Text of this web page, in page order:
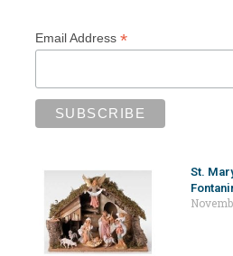
Email Address *
St.